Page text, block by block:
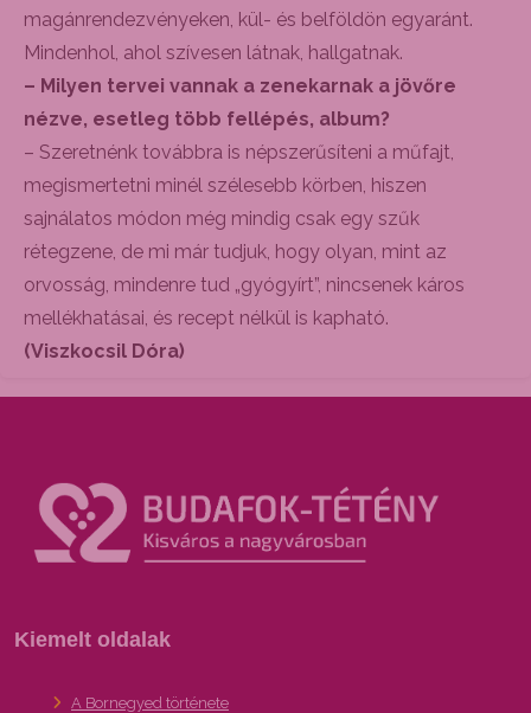
magánrendezvényeken, kül- és belföldön egyaránt.
Mindenhol, ahol szívesen látnak, hallgatnak.
– Milyen tervei vannak a zenekarnak a jövőre
nézve, esetleg több fellépés, album?
– Szeretnénk továbbra is népszerűsíteni a műfajt,
megismertetni minél szélesebb körben, hiszen
sajnálatos módon még mindig csak egy szűk
rétegzene, de mi már tudjuk, hogy olyan, mint az
orvosság, mindenre tud „gyógyírt”, nincsenek káros
mellékhatásai, és recept nélkül is kapható.
(Viszkocsil Dóra)
Kiemelt oldalak
A Bornegyed története